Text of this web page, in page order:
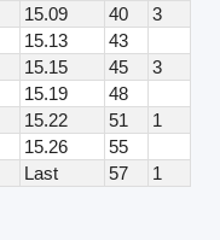
15.09 40
3
15.13
43
15.15 45
3
15.19
48
15.22 51
1
15.26
55
Last 57
1